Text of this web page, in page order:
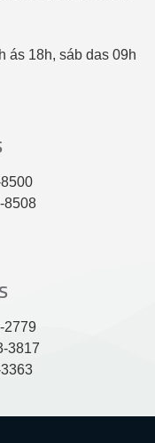
ás 18h, sáb das 09h
8508
2779
3817